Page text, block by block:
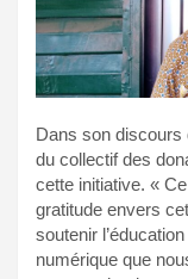
Dans son discours
du collectif des
cette initiative. «
gratitude envers
soutenir
numérique que